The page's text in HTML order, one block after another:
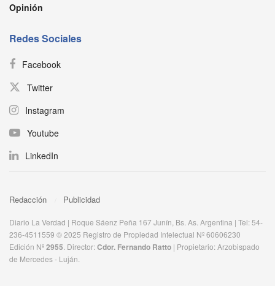
Opinión
Redes Sociales
Facebook
Twitter
Instagram
Youtube
LinkedIn
Redacción Publicidad
Diario La Verdad | Roque Sáenz Peña 167 Junín, Bs. As. Argentina | Tel: 54-
236-4511559 © 2025 Registro de Propiedad Intelectual Nº 60606230
Edición Nº2955 . Director:​Cdor. Fernando Ratto | Propietario:​ Arzobispado
de Mercedes - Luján.